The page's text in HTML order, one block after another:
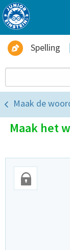
Spelling
Maak de
Maak het